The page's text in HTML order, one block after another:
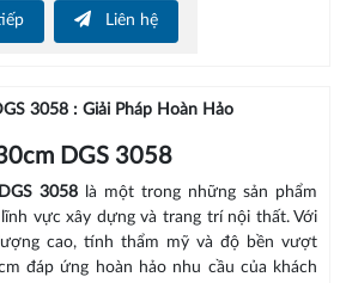
Liên hệ
3058 : Giải Pháp Hoàn Hảo
DGS 3058
3058
là một trong những sản phẩm
vực xây dựng và trang trí nội thất. Với
cao, tính thẩm mỹ và độ bền vượt
đáp ứng hoàn hảo nhu cầu của khách